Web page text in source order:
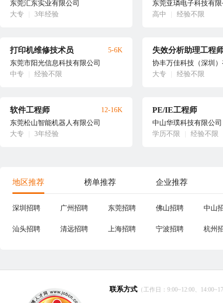
东莞汇东实业有限公司
大专
3年经验
东莞亚璘电子科技有
高中
经验不限
打印机维修技术员
东莞市阳光信息科技有限公司
中专
经验不限
5-6K 失效分析助理工程
协丰万佳科技（深圳
大专
经验不限
软件工程师
东莞松山智能机器人有限公司
大专
3年经验
12-16K PE/IE工程师
中山华璞科技有限公司
学历不限
经验不限
地区推荐 榜单推荐 企业推荐
深圳招聘 广州招聘 东莞招聘 佛山招聘 中山
汕头招聘 清远招聘 上海招聘 宁波招聘 杭州
联系方式 （工作日：9:00~12:00、